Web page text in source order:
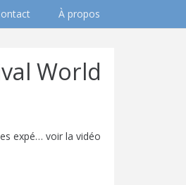
À propos
World
expé… voir la vidéo